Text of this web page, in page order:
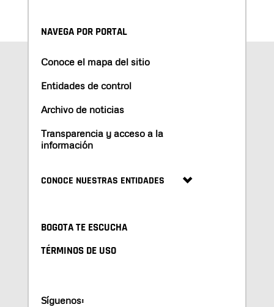
NAVEGA POR PORTAL
Conoce el mapa del sitio
Entidades de control
Archivo de noticias
Transparencia y acceso a la
información
CONOCE NUESTRAS ENTIDADES
BOGOTA TE ESCUCHA
TÉRMINOS DE USO
Síguenos: